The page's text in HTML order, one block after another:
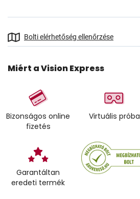
Bolti elérhetőség ellenőrzése
Miért a Vision Express
Bizonságos online
fizetés
Virtuális próba
Garantáltan
eredeti termék